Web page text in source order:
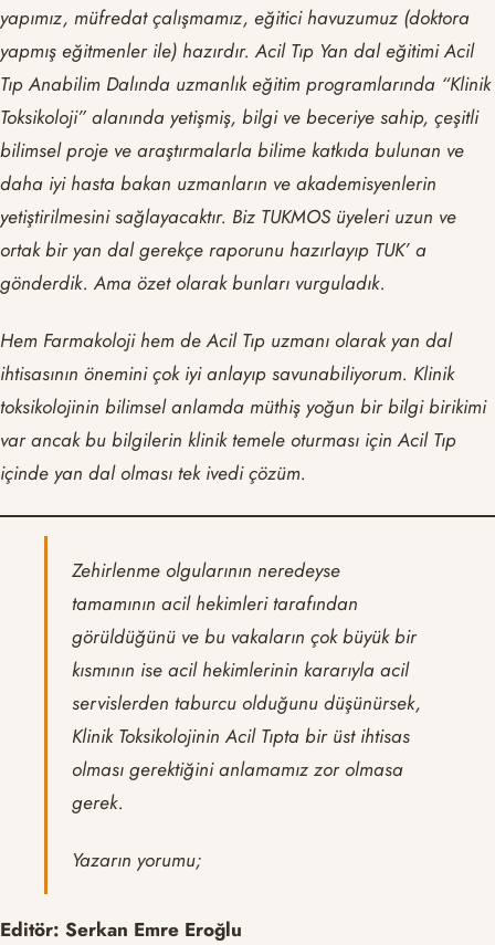
yapımız, müfredat çalışmamız, eğitici havuzumuz (doktora
yapmış eğitmenler ile) hazırdır. Acil Tıp Yan dal eğitimi Acil
Tıp Anabilim Dalında uzmanlık eğitim programlarında “Klinik
Toksikoloji” alanında yetişmiş, bilgi ve beceriye sahip, çeşitli
bilimsel proje ve araştırmalarla bilime katkıda bulunan ve
daha iyi hasta bakan uzmanların ve akademisyenlerin
yetiştirilmesini sağlayacaktır. Biz TUKMOS üyeleri uzun ve
ortak bir yan dal gerekçe raporunu hazırlayıp TUK’ a
gönderdik. Ama özet olarak bunları vurguladık.
Hem Farmakoloji hem de Acil Tıp uzmanı olarak yan dal
ihtisasının önemini çok iyi anlayıp savunabiliyorum. Klinik
toksikolojinin bilimsel anlamda müthiş yoğun bir bilgi birikimi
var ancak bu bilgilerin klinik temele oturması için Acil Tıp
içinde yan dal olması tek ivedi çözüm.
Zehirlenme olgularının neredeyse
tamamının acil hekimleri tarafından
görüldüğünü ve bu vakaların çok büyük bir
kısmının ise acil hekimlerinin kararıyla acil
servislerden taburcu olduğunu düşünürsek,
Klinik Toksikolojinin Acil Tıpta bir üst ihtisas
olması gerektiğini anlamamız zor olmasa
gerek.
Yazarın yorumu;
Editör: Serkan Emre Eroğlu